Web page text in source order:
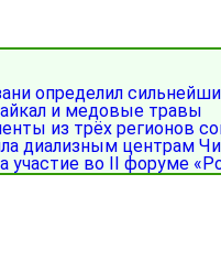
определил
и медовые травы
из трёх регионов
диализным центрам
во II форуме